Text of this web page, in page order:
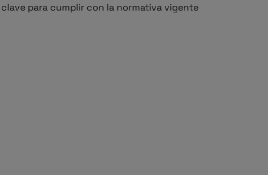
clave para cumplir con la normativa vigente